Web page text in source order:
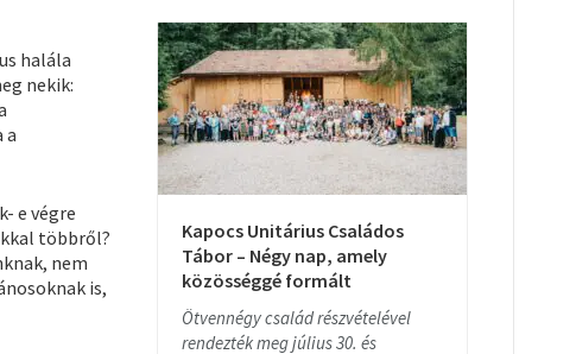
halála
nekik:
a
e végre
többről?
nem
is,
Kapocs Unitárius Családos
Tábor – Négy nap, amely
közösséggé formált
Ötvennégy család részvételével
rendezték meg július 30. és